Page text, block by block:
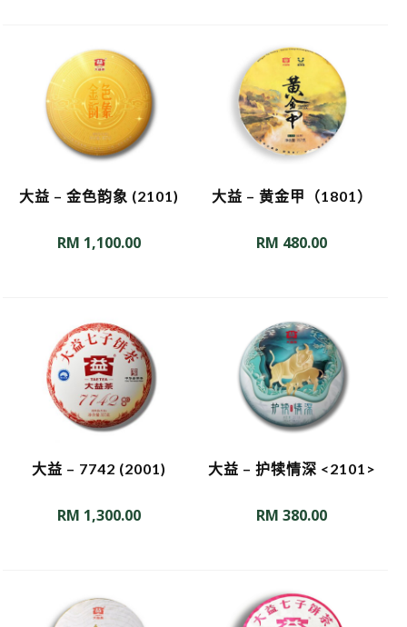
大益 – 金色韵象 (2101)
RM 1,100.00
大益 – 黄金甲（1801）
RM 480.00
大益 – 7742 (2001)
RM 1,300.00
大益 – 护犊情深 <2101>
RM 380.00